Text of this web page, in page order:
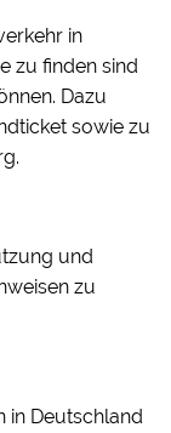
in
zu finden sind
Dazu
sowie zu
und
zu
in Deutschland